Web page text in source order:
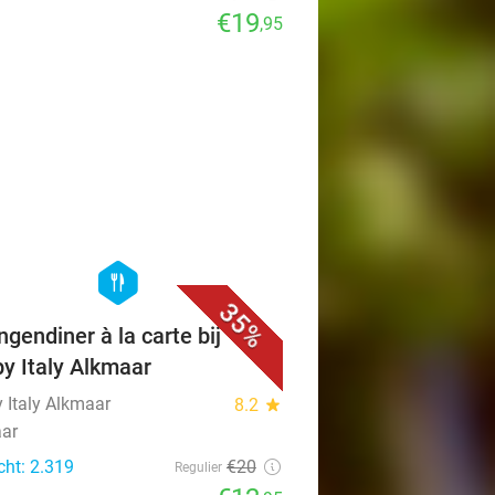
€19,95
35%
hexagon
food
à la carte bij
Italy Alkmaar
Italy Alkmaar 8.2 star
2.319
Regulier €20